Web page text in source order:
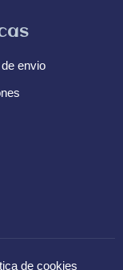
envio
de cookies